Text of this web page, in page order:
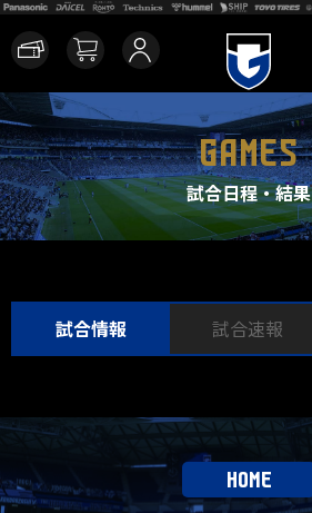
GAMES
試合日程・結果
試合情報 試合速報
HOME